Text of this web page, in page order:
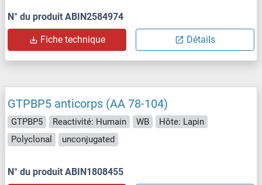
N° du produit ABIN2584974
Fiche technique Détails
GTPBP5 anticorps (AA 78-104)
GTPBP5 Reactivité: Humain WB
Hôte: Lapin
Polyclonal
unconjugated
N° du produit ABIN1808455